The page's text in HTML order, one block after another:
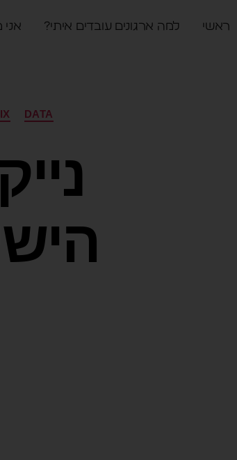
ראשי למה ארגונים עובדים איתי? אני
DATA